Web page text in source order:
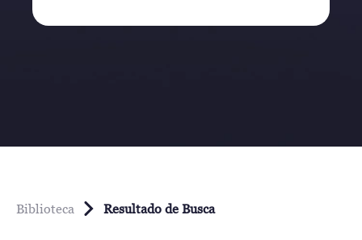
Biblioteca Resultado de Busca